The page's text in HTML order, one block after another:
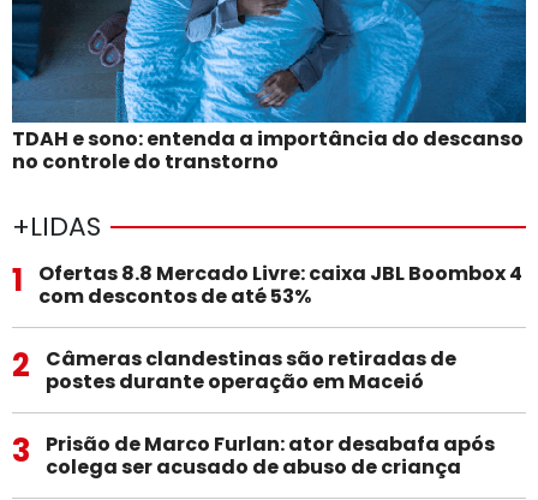
TDAH e sono: entenda a importância do descanso
no controle do transtorno
+LIDAS
1
Ofertas 8.8 Mercado Livre: caixa JBL Boombox 4
com descontos de até 53%
2
Câmeras clandestinas são retiradas de
postes durante operação em Maceió
3
Prisão de Marco Furlan: ator desabafa após
colega ser acusado de abuso de criança